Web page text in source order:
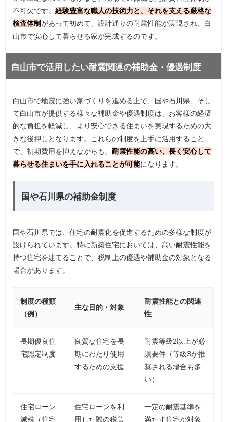
不可欠です。経験豊富な職人の技術力と、それを支える厳格な
検査体制があって初めて、設計通りの耐震性能が実現され、白
山市で安心して暮らせる家が完成するのです。
白山市で活用したい耐震関連の補助金・優遇制度
白山市で地震に強い家づくりを進める上で、国や石川県、そし
て白山市が提供する様々な補助金や優遇制度は、お客様の経済
的な負担を軽減し、より安心できる住まいを実現するための大
きな後押しとなります。これらの制度を上手に活用すること
で、初期費用を抑えながらも、耐震性能の高い、長く安心して
暮らせる住まいを手に入れることが可能になります。
国や石川県の補助金制度
国や石川県では、住宅の耐震化を促進するための多様な制度が
設けられています。特に新築住宅においては、高い耐震性能を
持つ住宅を建てることで、税制上の優遇や補助金の対象となる
場合があります。
制度の種類
（例）
主な目的・対象
耐震性能との関連
性
長期優良住
宅認定制度
良質な住宅を長
期にわたり使用
するための支援
耐震等級2以上が必
須要件（等級3が推
奨される場合も多
い）
住宅ローン
減税（住宅
住宅ローンを利
用した際の税負
一定の耐震基準を
満たす住宅が対象